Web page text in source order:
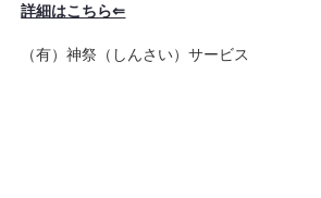
詳細はこちら⇐
（有）神祭（しんさい）サービス